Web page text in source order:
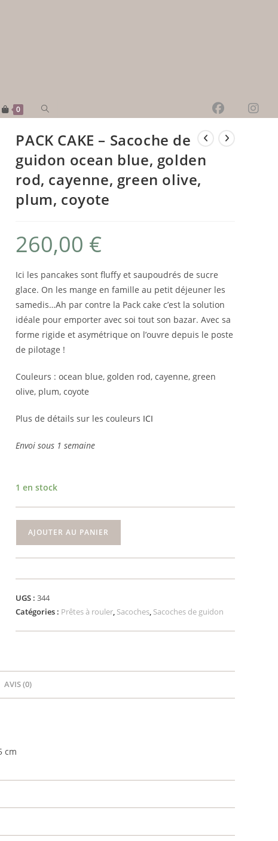
0
Toggle
search
PACK CAKE – Sacoche de
guidon ocean blue, golden
rod, cayenne, green olive,
plum, coyote
260,00 €
Ici les pancakes sont fluffy et saupoudrés de sucre
glace. On les mange en famille au petit déjeuner les
samedis…Ah par contre la Pack cake c’est la solution
idéale pour emporter avec soi tout son bazar. Avec sa
forme rigide et asymétrique on l’ouvre depuis le poste
de pilotage !
Couleurs : ocean blue, golden rod, cayenne, green
olive, plum, coyote
Plus de détails sur les couleurs ICI
Envoi sous 1 semaine
1 en stock
PACK
Sacoche
de
guidon
rod,
plum,
AJOUTER AU PANIER
UGS :344
Catégories : Prêtes à rouler, Sacoches, Sacoches de guidon
AVIS (0)
cm